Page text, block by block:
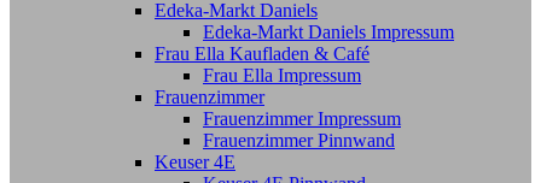
Edeka-Markt Daniels
Edeka-Markt Daniels Impressum
Frau Ella Kaufladen & Café
Frau Ella Impressum
Frauenzimmer
Frauenzimmer Impressum
Frauenzimmer Pinnwand
Keuser 4E